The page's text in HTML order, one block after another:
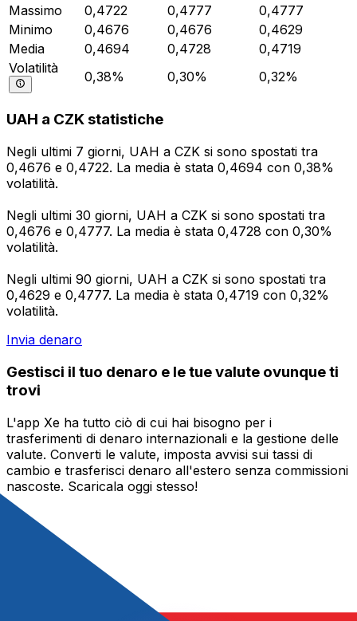
Massimo
0,4722 0,4777
0,4777
Minimo
0,4676 0,4676
0,4629
Media
0,4694 0,4728
0,4719
Volatilità
0,38% 0,30% 0,32%
UAH a CZK statistiche
Negli ultimi 7 giorni, UAH a CZK si sono spostati tra
0,4676 e 0,4722. La media è stata 0,4694 con 0,38%
volatilità.
Negli ultimi 30 giorni, UAH a CZK si sono spostati tra
0,4676 e 0,4777. La media è stata 0,4728 con 0,30%
volatilità.
Negli ultimi 90 giorni, UAH a CZK si sono spostati tra
0,4629 e 0,4777. La media è stata 0,4719 con 0,32%
volatilità.
Invia denaro
Gestisci il tuo denaro e le tue valute ovunque ti
trovi
L'app Xe ha tutto ciò di cui hai bisogno per i
trasferimenti di denaro internazionali e la gestione delle
valute. Converti le valute, imposta avvisi sui tassi di
cambio e trasferisci denaro all'estero senza commissioni
nascoste. Scaricala oggi stesso!